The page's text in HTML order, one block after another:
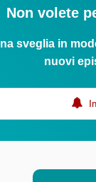
Non volete
sveglia in
nuovi